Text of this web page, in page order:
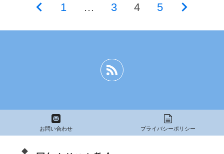
り
前1 … 3 4 5
次
お問い合わせ プライバシーポリシー